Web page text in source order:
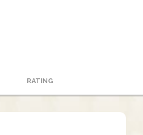
RATING